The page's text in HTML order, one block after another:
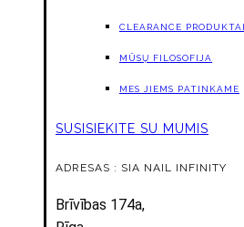
CLEARANCE
MŪSŲ FILOSOFIJA
MES JIEMS PATINKAME
SUSISIEKITE SU MUMIS
ADRESAS : SIA NAIL INFINITY
Brīvības 174a,